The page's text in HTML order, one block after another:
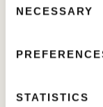
NECESSARY
STATISTICS
Favorisce
organi di
CONTATTACI